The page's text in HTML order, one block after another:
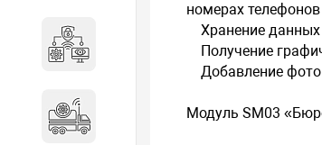
Специальная техника
Специальные автомобили
номерах телефонов
Хранение данных
Получение
Добавление фото
Модуль SM03